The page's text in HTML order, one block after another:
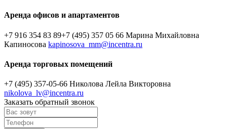
Аренда офисов и апартаментов
+7 916 354 83 89+7 (495) 357 05 66 Марина Михайловна
Капиносова kapinosova_mm@incentra.ru
Аренда торговых помещений
+7 (495) 357-05-66 Николова Лейла Викторовна
nikolova_lv@incentra.ru
Заказать обратный звонок